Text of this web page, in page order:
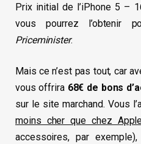
Prix initial de l’iPhone 5 –
vous pourrez l’obtenir
Priceminister.
Mais ce n’est pas tout, car
vous offrira 68€ de bons
sur le site marchand. Vous
moins cher que chez
accessoires, par